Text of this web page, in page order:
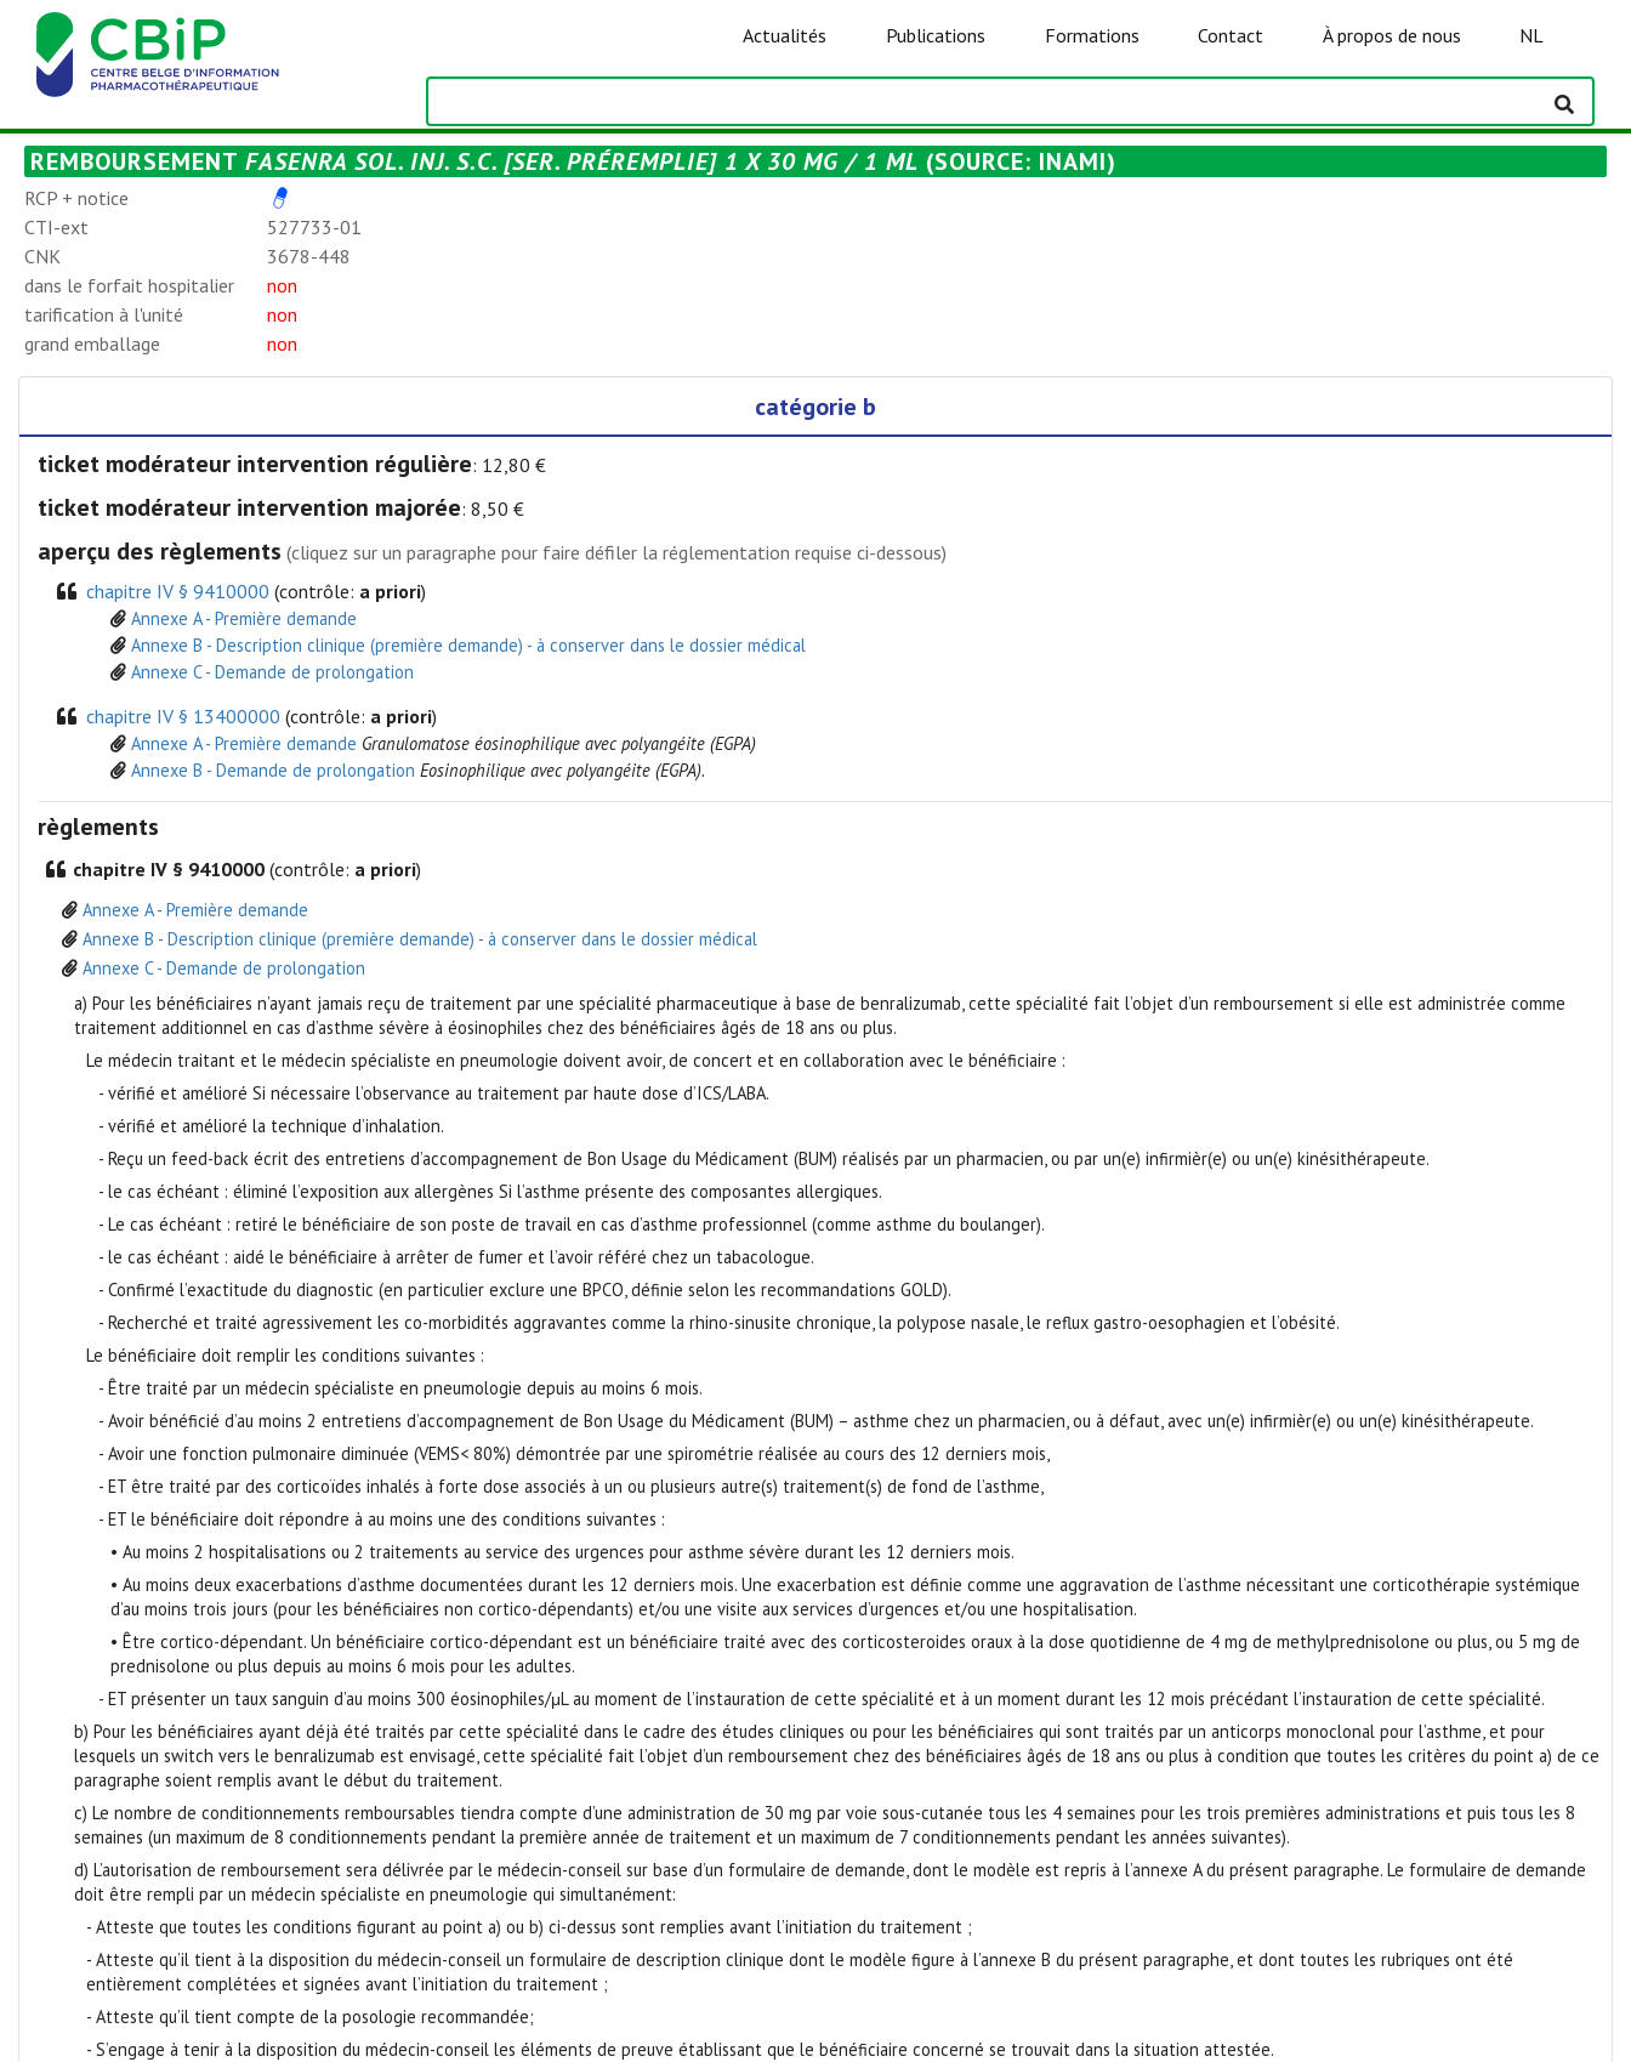
Actualités Publications Formations Contact À propos de nous NL
REMBOURSEMENT FASENRA SOL. INJ. S.C. [SER. PRÉREMPLIE] 1 X 30 MG / 1 ML (SOURCE: INAMI)
RCP + notice
CTI-ext
527733-01
CNK
3678-448
dans le forfait hospitalier
non
tarification à l'unité
non
grand emballage
non
catégorie b
ticket modérateur intervention régulière: 12,80 €
ticket modérateur intervention majorée: 8,50 €
aperçu des règlements (cliquez sur un paragraphe pour faire défiler la réglementation requise ci-dessous)
chapitre IV § 9410000 (contrôle: a priori)
Annexe A - Première demande
Annexe B - Description clinique (première demande) - à conserver dans le dossier médical
Annexe C - Demande de prolongation
chapitre IV § 13400000 (contrôle: a priori)
Annexe A - Première demande Granulomatose éosinophilique avec polyangéite (EGPA)
Annexe B - Demande de prolongation Eosinophilique avec polyangéite (EGPA).
règlements
chapitre IV § 9410000 (contrôle: a priori)
Annexe A - Première demande
Annexe B - Description clinique (première demande) - à conserver dans le dossier médical
Annexe C - Demande de prolongation
a) Pour les bénéficiaires n’ayant jamais reçu de traitement par une spécialité pharmaceutique à base de benralizumab, cette spécialité fait l’objet d’un remboursement si elle est administrée comme
traitement additionnel en cas d’asthme sévère à éosinophiles chez des bénéficiaires âgés de 18 ans ou plus.
Le médecin traitant et le médecin spécialiste en pneumologie doivent avoir, de concert et en collaboration avec le bénéficiaire :
- vérifié et amélioré Si nécessaire l’observance au traitement par haute dose d’ICS/LABA.
- vérifié et amélioré la technique d’inhalation.
- Reçu un feed-back écrit des entretiens d’accompagnement de Bon Usage du Médicament (BUM) réalisés par un pharmacien, ou par un(e) infirmièr(e) ou un(e) kinésithérapeute.
- le cas échéant : éliminé l’exposition aux allergènes Si l’asthme présente des composantes allergiques.
- Le cas échéant : retiré le bénéficiaire de son poste de travail en cas d’asthme professionnel (comme asthme du boulanger).
- le cas échéant : aidé le bénéficiaire à arrêter de fumer et l’avoir référé chez un tabacologue.
- Confirmé l’exactitude du diagnostic (en particulier exclure une BPCO, définie selon les recommandations GOLD).
- Recherché et traité agressivement les co-morbidités aggravantes comme la rhino-sinusite chronique, la polypose nasale, le reflux gastro-oesophagien et l’obésité.
Le bénéficiaire doit remplir les conditions suivantes :
- Être traité par un médecin spécialiste en pneumologie depuis au moins 6 mois.
- Avoir bénéficié d’au moins 2 entretiens d’accompagnement de Bon Usage du Médicament (BUM) – asthme chez un pharmacien, ou à défaut, avec un(e) infirmièr(e) ou un(e) kinésithérapeute.
- Avoir une fonction pulmonaire diminuée (VEMS< 80%) démontrée par une spirométrie réalisée au cours des 12 derniers mois,
- ET être traité par des corticoïdes inhalés à forte dose associés à un ou plusieurs autre(s) traitement(s) de fond de l’asthme,
- ET le bénéficiaire doit répondre à au moins une des conditions suivantes :
• Au moins 2 hospitalisations ou 2 traitements au service des urgences pour asthme sévère durant les 12 derniers mois.
• Au moins deux exacerbations d’asthme documentées durant les 12 derniers mois. Une exacerbation est définie comme une aggravation de l’asthme nécessitant une corticothérapie systémique
d’au moins trois jours (pour les bénéficiaires non cortico-dépendants) et/ou une visite aux services d’urgences et/ou une hospitalisation.
• Être cortico-dépendant. Un bénéficiaire cortico-dépendant est un bénéficiaire traité avec des corticosteroides oraux à la dose quotidienne de 4 mg de methylprednisolone ou plus, ou 5 mg de
prednisolone ou plus depuis au moins 6 mois pour les adultes.
- ET présenter un taux sanguin d’au moins 300 éosinophiles/μL au moment de l’instauration de cette spécialité et à un moment durant les 12 mois précédant l’instauration de cette spécialité.
b) Pour les bénéficiaires ayant déjà été traités par cette spécialité dans le cadre des études cliniques ou pour les bénéficiaires qui sont traités par un anticorps monoclonal pour l’asthme, et pour
lesquels un switch vers le benralizumab est envisagé, cette spécialité fait l’objet d’un remboursement chez des bénéficiaires âgés de 18 ans ou plus à condition que toutes les critères du point a) de ce
paragraphe soient remplis avant le début du traitement.
c) Le nombre de conditionnements remboursables tiendra compte d’une administration de 30 mg par voie sous-cutanée tous les 4 semaines pour les trois premières administrations et puis tous les 8
semaines (un maximum de 8 conditionnements pendant la première année de traitement et un maximum de 7 conditionnements pendant les années suivantes).
d) L’autorisation de remboursement sera délivrée par le médecin-conseil sur base d’un formulaire de demande, dont le modèle est repris à l’annexe A du présent paragraphe. Le formulaire de demande
doit être rempli par un médecin spécialiste en pneumologie qui simultanément:
- Atteste que toutes les conditions figurant au point a) ou b) ci-dessus sont remplies avant l’initiation du traitement ;
- Atteste qu’il tient à la disposition du médecin-conseil un formulaire de description clinique dont le modèle figure à l’annexe B du présent paragraphe, et dont toutes les rubriques ont été
entièrement complétées et signées avant l’initiation du traitement ;
- Atteste qu’il tient compte de la posologie recommandée;
- S’engage à tenir à la disposition du médecin-conseil les éléments de preuve établissant que le bénéficiaire concerné se trouvait dans la situation attestée.